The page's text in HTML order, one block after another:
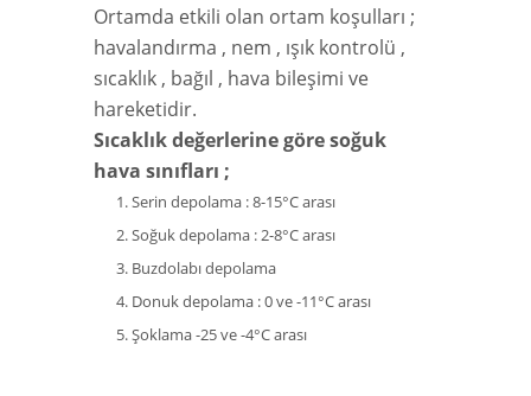
Ortamda etkili olan ortam koşulları ;
havalandırma , nem , ışık kontrolü ,
sıcaklık , bağıl , hava bileşimi ve
hareketidir.
Sıcaklık değerlerine göre soğuk
hava sınıfları ;
Serin depolama : 8-15°C arası
Soğuk depolama : 2-8°C arası
Buzdolabı depolama
Donuk depolama : 0 ve -11°C arası
Şoklama -25 ve -4°C arası